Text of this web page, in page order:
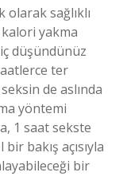
sağlıklı
yakma
düşündünüz
ter
de aslında
yöntemi
1 saat sekste
bakış açısıyla
bir